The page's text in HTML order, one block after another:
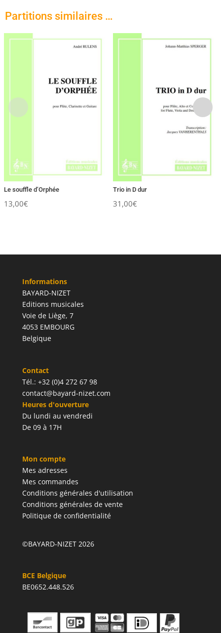
Partitions similaires …
Le souffle d’Orphée
13,00€
Trio in D dur
31,00€
Informations
BAYARD-NIZET
Editions musicales
Voie de Liège, 7
4053 EMBOURG
Belgique
Contact
Tél.: +32 (0)4 272 67 98
contact@bayard-nizet.com
Heures d'ouverture
Du lundi au vendredi
De 09 à 17H
Mon compte
Mes adresses
Mes commandes
Conditions générales d'utilisation
Conditions générales de vente
Politique de confidentialité
©BAYARD-NIZET 2026
BCE Belgique
BE0652.448.526